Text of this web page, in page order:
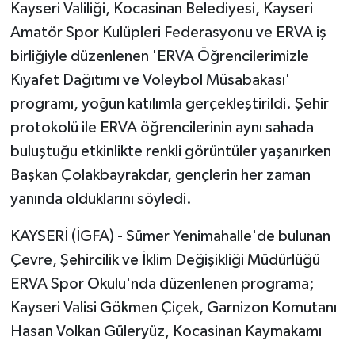
Kayseri Valiliği, Kocasinan Belediyesi, Kayseri
Amatör Spor Kulüpleri Federasyonu ve ERVA iş
birliğiyle düzenlenen 'ERVA Öğrencilerimizle
Kıyafet Dağıtımı ve Voleybol Müsabakası'
programı, yoğun katılımla gerçekleştirildi. Şehir
protokolü ile ERVA öğrencilerinin aynı sahada
buluştuğu etkinlikte renkli görüntüler yaşanırken
Başkan Çolakbayrakdar, gençlerin her zaman
yanında olduklarını söyledi.
KAYSERİ (İGFA) - Sümer Yenimahalle'de bulunan
Çevre, Şehircilik ve İklim Değişikliği Müdürlüğü
ERVA Spor Okulu'nda düzenlenen programa;
Kayseri Valisi Gökmen Çiçek, Garnizon Komutanı
Hasan Volkan Güleryüz, Kocasinan Kaymakamı